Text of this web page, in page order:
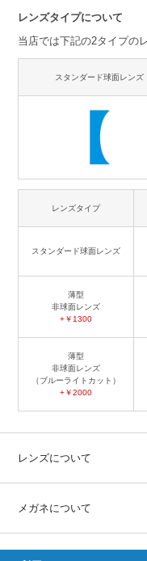
レンズタイプについて
当店では下記の2タイプの
スタンダード球面レンズ
レンズタイプ
スタンダード球面レンズ
薄型
非球面レンズ
+￥1300
薄型
非球面レンズ
（ブルーライトカット）
+￥2000
レンズについて
メガネについて